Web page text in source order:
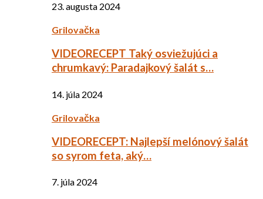
23. augusta 2024
Grilovačka
VIDEORECEPT Taký osviežujúci a
chrumkavý: Paradajkový šalát s…
14. júla 2024
Grilovačka
VIDEORECEPT: Najlepší melónový šalát
so syrom feta, aký…
7. júla 2024